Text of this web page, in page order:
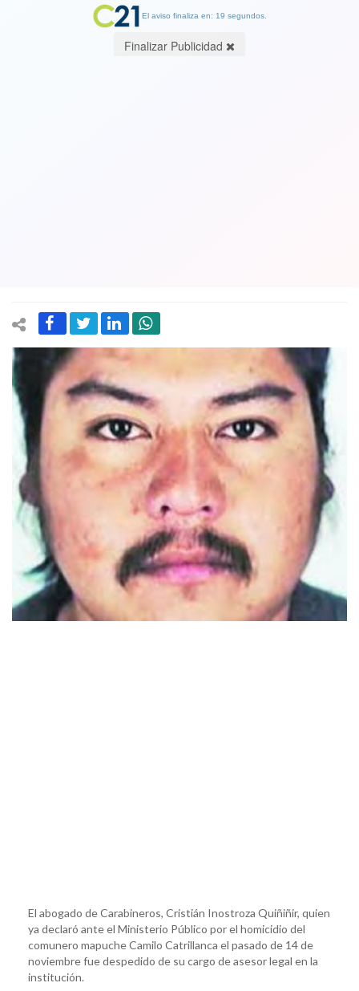
El abogado de Carabineros, Cristián Inostroza Quiñiñir, quien
ya declaró ante el Ministerio Público por el homicidio del
comunero mapuche Camilo Catrillanca el pasado de 14 de
noviembre fue despedido de su cargo de asesor legal en la
institución.
El aviso finaliza en: 19 segundos.
Finalizar Publicidad